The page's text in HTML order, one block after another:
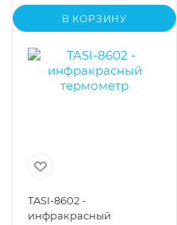
В КОРЗИНУ
TASI-8602 -
инфракрасный